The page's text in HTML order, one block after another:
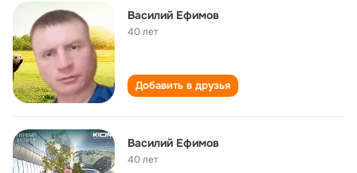
Василий Ефимов
40 лет
Добавить в друзья
Василий Ефимов
40 лет